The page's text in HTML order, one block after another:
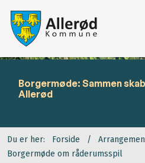
Borgermøde: Sammen
Allerød
Du er her: Forside
Borgermøde om råderumsspil